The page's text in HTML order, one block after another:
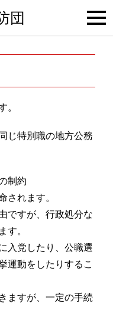
団
。
じ特別職の地方公務
制約
されます。
ですが、行政処分な
す。
入党したり、公職選
運動をしたりするこ
ますが、一定の手続